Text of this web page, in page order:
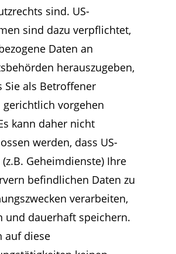
sind. US-
sind dazu verpflichtet,
Daten an
herauszugeben,
Sie als Betroffener
gerichtlich vorgehen
kann daher nicht
werden, dass US-
Geheimdienste) Ihre
befindlichen Daten zu
verarbeiten,
und dauerhaft speichern.
auf diese